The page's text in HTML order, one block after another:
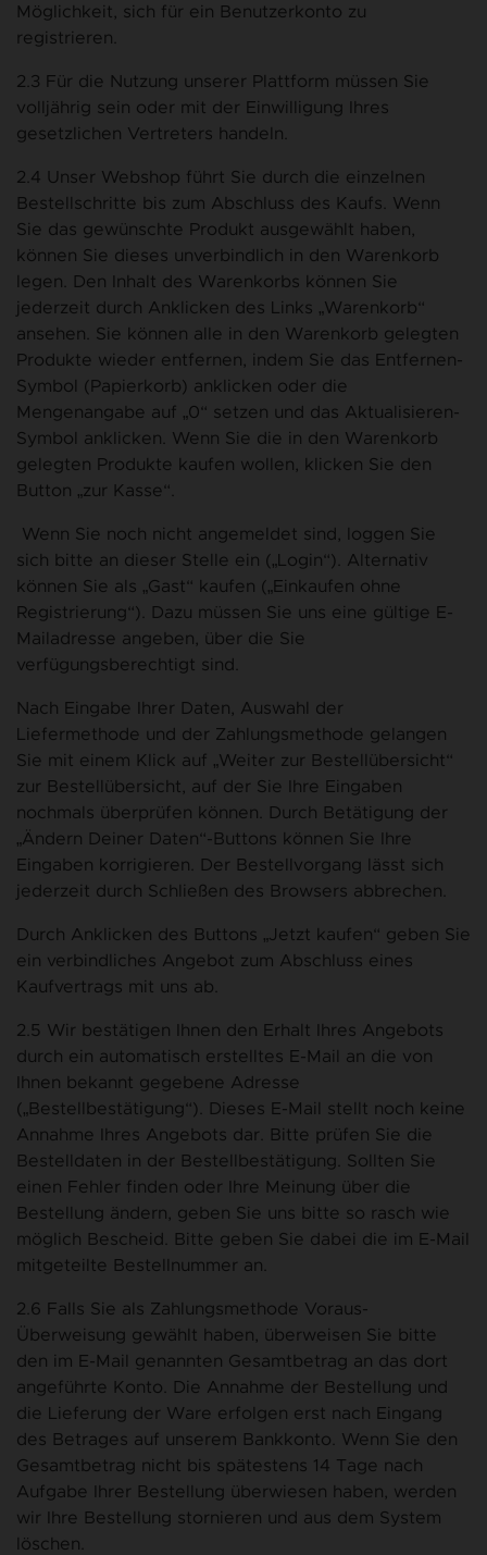
Möglichkeit, sich für ein Benutzerkonto zu
registrieren.
2.3 Für die Nutzung unserer Plattform müssen Sie
volljährig sein oder mit der Einwilligung Ihres
gesetzlichen Vertreters handeln.
2.4 Unser Webshop führt Sie durch die einzelnen
Bestellschritte bis zum Abschluss des Kaufs. Wenn
Sie das gewünschte Produkt ausgewählt haben,
können Sie dieses unverbindlich in den Warenkorb
legen. Den Inhalt des Warenkorbs können Sie
jederzeit durch Anklicken des Links „Warenkorb“
ansehen. Sie können alle in den Warenkorb gelegten
Produkte wieder entfernen, indem Sie das Entfernen-
Symbol (Papierkorb) anklicken oder die
Mengenangabe auf „0“ setzen und das Aktualisieren-
Symbol anklicken. Wenn Sie die in den Warenkorb
gelegten Produkte kaufen wollen, klicken Sie den
Button „zur Kasse“.
Wenn Sie noch nicht angemeldet sind, loggen Sie
sich bitte an dieser Stelle ein („Login“). Alternativ
können Sie als „Gast“ kaufen („Einkaufen ohne
Registrierung“). Dazu müssen Sie uns eine gültige E-
Mailadresse angeben, über die Sie
verfügungsberechtigt sind.
Nach Eingabe Ihrer Daten, Auswahl der
Liefermethode und der Zahlungsmethode gelangen
Sie mit einem Klick auf „Weiter zur Bestellübersicht“
zur Bestellübersicht, auf der Sie Ihre Eingaben
nochmals überprüfen können. Durch Betätigung der
„Ändern Deiner Daten“-Buttons können Sie Ihre
Eingaben korrigieren. Der Bestellvorgang lässt sich
jederzeit durch Schließen des Browsers abbrechen.
Durch Anklicken des Buttons „Jetzt kaufen“ geben Sie
ein verbindliches Angebot zum Abschluss eines
Kaufvertrags mit uns ab.
2.5 Wir bestätigen Ihnen den Erhalt Ihres Angebots
durch ein automatisch erstelltes E-Mail an die von
Ihnen bekannt gegebene Adresse
(„Bestellbestätigung“). Dieses E-Mail stellt noch keine
Annahme Ihres Angebots dar. Bitte prüfen Sie die
Bestelldaten in der Bestellbestätigung. Sollten Sie
einen Fehler finden oder Ihre Meinung über die
Bestellung ändern, geben Sie uns bitte so rasch wie
möglich Bescheid. Bitte geben Sie dabei die im E-Mail
mitgeteilte Bestellnummer an.
2.6 Falls Sie als Zahlungsmethode Voraus-
Überweisung gewählt haben, überweisen Sie bitte
den im E-Mail genannten Gesamtbetrag an das dort
angeführte Konto. Die Annahme der Bestellung und
die Lieferung der Ware erfolgen erst nach Eingang
des Betrages auf unserem Bankkonto. Wenn Sie den
Gesamtbetrag nicht bis spätestens 14 Tage nach
Aufgabe Ihrer Bestellung überwiesen haben, werden
wir Ihre Bestellung stornieren und aus dem System
löschen.